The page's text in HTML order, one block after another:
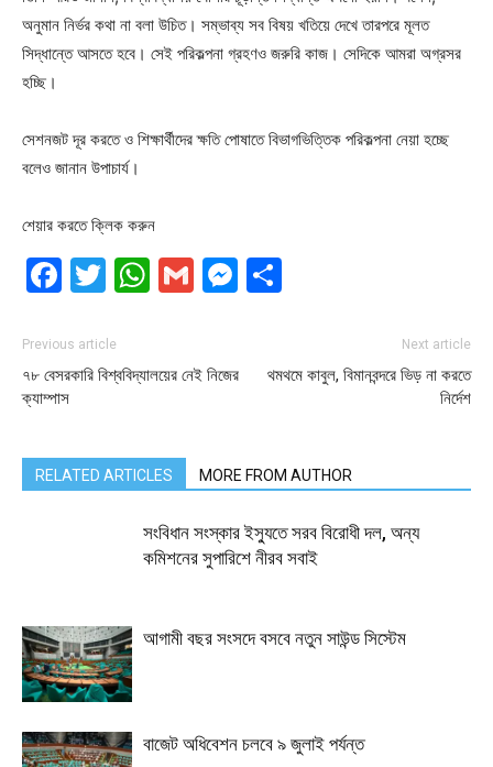
অনুমান নির্ভর কথা না বলা উচিত। সম্ভাব্য সব বিষয় খতিয়ে দেখে তারপরে মূলত
সিদ্ধান্তে আসতে হবে। সেই পরিকল্পনা গ্রহণও জরুরি কাজ। সেদিকে আমরা অগ্রসর
হচ্ছি।
সেশনজট দূর করতে ও শিক্ষার্থীদের ক্ষতি পোষাতে বিভাগভিত্তিক পরিকল্পনা নেয়া হচ্ছে
বলেও জানান উপাচার্য।
শেয়ার করতে ক্লিক করুন
Facebook
Twitter
WhatsApp
GmailMessenger
Previous article
৭৮ বেসরকারি বিশ্ববিদ্যালয়ের নেই নিজের
ক্যাম্পাস
Next article
থমথমে কাবুল, বিমানবন্দরে ভিড় না করতে
নির্দেশ
RELATED ARTICLES MORE FROM AUTHOR
সংবিধান সংস্কার ইস্যুতে সরব বিরোধী দল, অন্য
কমিশনের সুপারিশে নীরব সবাই
আগামী বছর সংসদে বসবে নতুন সাউন্ড সিস্টেম
বাজেট অধিবেশন চলবে ৯ জুলাই পর্যন্ত